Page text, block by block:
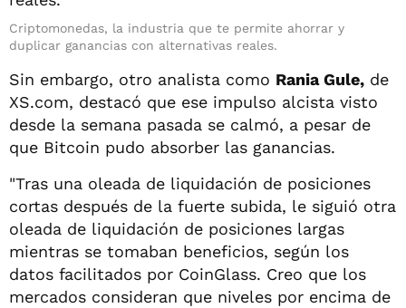
Criptomonedas, la industria que te permite ahorrar y
duplicar ganancias con alternativas reales.
Sin embargo, otro analista como Rania Gule, de
XS.com, destacó que ese impulso alcista visto
desde la semana pasada se calmó, a pesar de
que Bitcoin pudo absorber las ganancias.
"Tras una oleada de liquidación de posiciones
cortas después de la fuerte subida, le siguió otra
oleada de liquidación de posiciones largas
mientras se tomaban beneficios, según los
datos facilitados por CoinGlass. Creo que los
mercados consideran que niveles por encima de